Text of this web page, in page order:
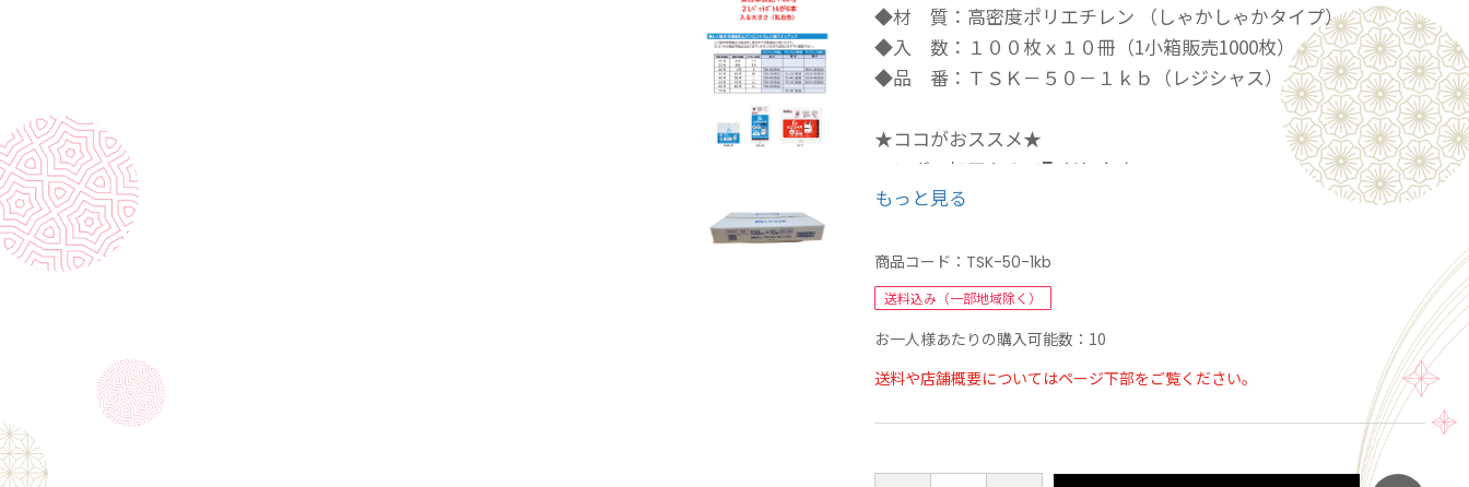
◆材 質：高密度ポリエチレン （しゃかしゃかタイプ）
◆入 数：１００枚ｘ１０冊（1小箱販売1000枚）
◆品 番：ＴＳＫ－５０－１ｋｂ（レジシャス）
★ココがおススメ★
エンボス加工なので取だしやすい。
１枚ずつ取り出せて使いやすい。
か？こちらのサイズは西日本では50号、東日本では60号となりま
す。当社独自の配合で薄くても丈夫なレジ袋です。レジ袋の有料
化に伴い無料もらえなくなってきてますね！毎日のお買い物や、
お部屋用のゴミ箱などに便利なサイズとなってます。2Lのペット
ボトルだと6本程度がピッタリ収まります。エンボス加工をしてい
もっと見る
商品コード： TSK-50-1kb
送料込み（一部地域除く）
お一人様あたりの購入可能数：10
送料や店舗概要についてはページ下部をご覧ください。